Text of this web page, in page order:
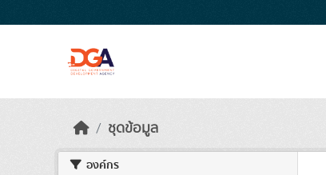
ชุดข้อมูล
องค์กร